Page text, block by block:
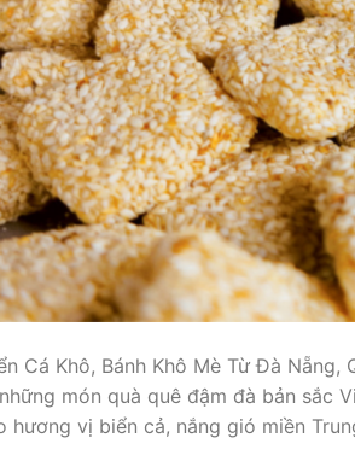
Cá Khô, Bánh Khô Mè Từ Đà
món quà quê đậm đà bản sắc
hương vị biển cả, nắng gió miền